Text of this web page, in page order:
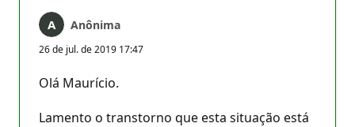
Anônima
26 de jul. de 2019 17:47
Olá Maurício.
Lamento o transtorno que esta situação está